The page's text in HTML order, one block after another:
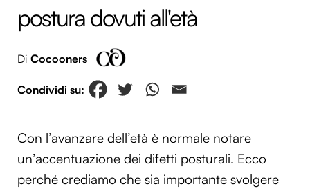
postura dovuti all'età
Di Cocooners
Con l’avanzare dell’età è normale notare
un’accentuazione dei difetti posturali. Ecco
perché crediamo che sia importante svolgere